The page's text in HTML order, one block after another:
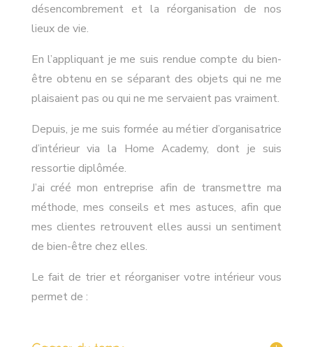
désencombrement et la réorganisation de nos
lieux de vie.
En l’appliquant je me suis rendue compte du bien-
être obtenu en se séparant des objets qui ne me
plaisaient pas ou qui ne me servaient pas vraiment.
Depuis, je me suis formée au métier d’organisatrice
d’intérieur via la Home Academy, dont je suis
ressortie diplômée.
J’ai créé mon entreprise afin de transmettre ma
méthode, mes conseils et mes astuces, afin que
mes clientes retrouvent elles aussi un sentiment
de bien-être chez elles.
Le fait de trier et réorganiser votre intérieur vous
permet de :